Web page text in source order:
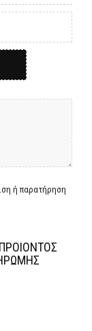
ή παρατήρηση